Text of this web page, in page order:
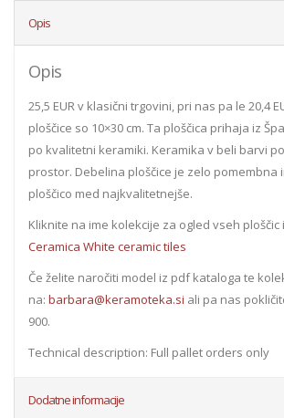
Opis
Opis
25,5 EUR v klasični trgovini, pri nas pa le 20,4
ploščice so 10×30 cm. Ta ploščica prihaja iz
po kvalitetni keramiki. Keramika v beli barvi
prostor. Debelina ploščice je zelo pomembna
ploščico med najkvalitetnejše.
Kliknite na ime kolekcije za ogled vseh ploščic
Ceramica White ceramic tiles
Če želite naročiti model iz pdf kataloga te
na: barbara@keramoteka.si ali pa nas
900.
Technical description: Full pallet orders only
Dodatne informacije